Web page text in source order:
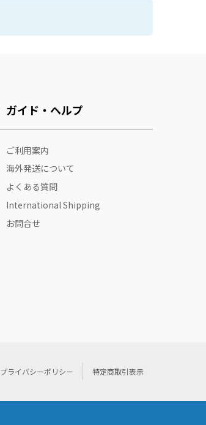
ガイド・ヘルプ
ご利用案内
海外発送について
よくある質問
International Shipping
お問合せ
プライバシーポリシー 特定商取引表示